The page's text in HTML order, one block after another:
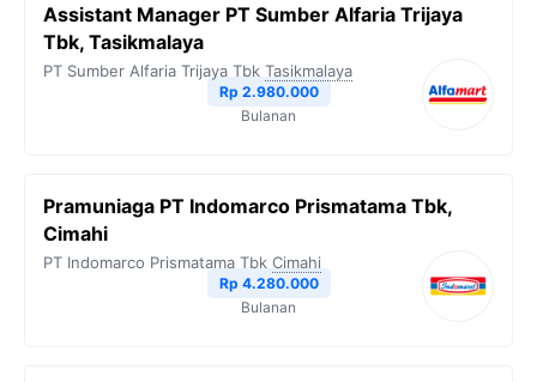
Assistant Manager PT Sumber Alfaria Trijaya
Tbk, Tasikmalaya
PT Sumber Alfaria Trijaya Tbk Tasikmalaya
Rp 2.980.000
Bulanan
Pramuniaga PT Indomarco Prismatama Tbk,
Cimahi
PT Indomarco Prismatama Tbk Cimahi
Rp 4.280.000
Bulanan